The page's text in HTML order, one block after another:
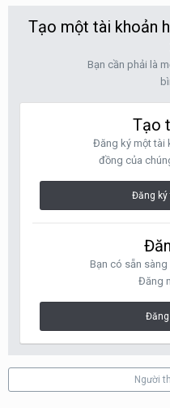
Tạo một tài khoản
Bạn cần phải là
Tạo
Đăng ký một tài
đồng của
Đăng ký
Bạn có sẵn
Đăng
Đăng
Người